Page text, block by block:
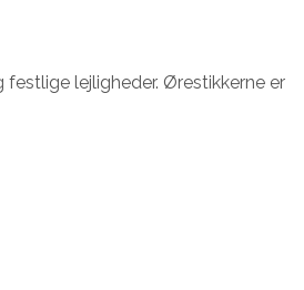
lejligheder. Ørestikkerne er